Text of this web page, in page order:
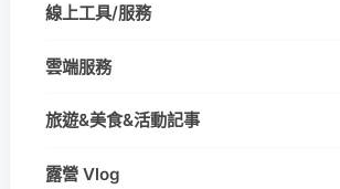
線上工具/服務
雲端服務
旅遊&美食&活動記事
露營 Vlog